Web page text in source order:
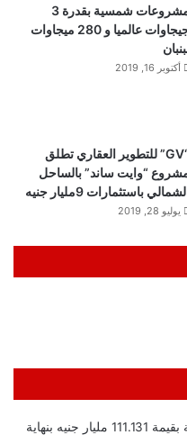
مشروعات شمسية بقدرة 3
جيجاوات عالميا و 280 ميجاوات
أكتوبر 16, 2019
“GV” للتطوير العقاري تطلق
“وايت ساند” بالساحل
باستثمارات 9مليار جنيه
يوليو 28, 2019
البنوك والشركات تضخ تمويلات عقارية بقيمة 111.131 مليار جنيه بنهاية